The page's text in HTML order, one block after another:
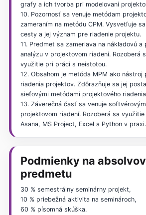
grafy a ich tvorba pri modelovaní
10. Pozornosť sa venuje metódam
zameraním na metódu CPM. Vysvetľuje
cesty a jej význam pre riadenie projektu.
11. Predmet sa zameriava na nákladovú
analýzu v projektovom riadení. Rozoberá
využitie pri práci s neistotou.
12. Obsahom je metóda MPM ako nástroj
riadenia projektov. Zdôrazňuje sa jej
sieťovými metódami projektového
13. Záverečná časť sa venuje
projektovom riadení. Rozoberá sa
Asana, MS Project, Excel a Python v praxi.
Podmienky na
predmetu
30 % semestrálny seminárny projekt,
10 % priebežná aktivita na seminároch,
60 % písomná skúška.